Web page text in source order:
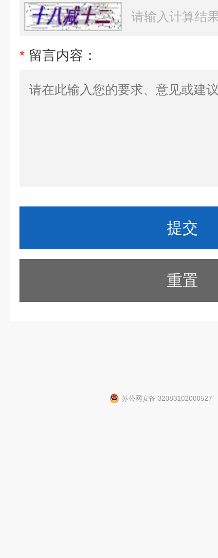
* 留言内容：
重置
苏公网安备 32083102000527